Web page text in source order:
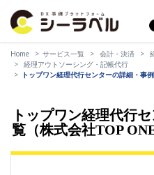
Home サービス一覧 会計・決済
経理アウトソーシング・記帳代行
トップワン経理代行センターの詳細・事
トップワン経理代行
覧（株式会社TOP ONE